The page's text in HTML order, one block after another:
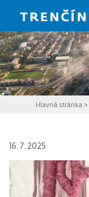
Hlavná stránka >
16. 7. 2025